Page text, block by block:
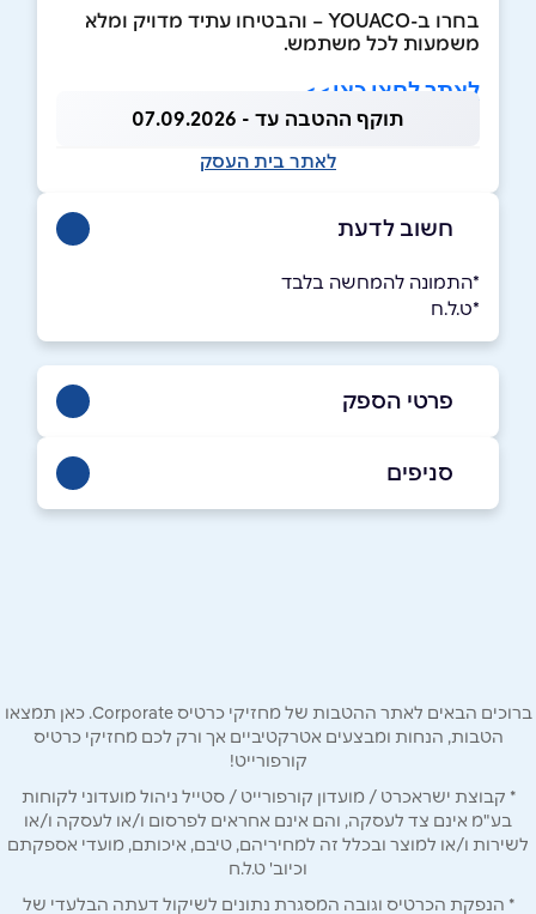
בחרו ב-YOUACO – והבטיחו עתיד מדויק ומלא
משמעות לכל משתמש.
לאתר לחצו כאן>>
תוקף ההטבה עד - 07.09.2026
לאתר בית העסק
חשוב לדעת
*התמונה להמחשה בלבד
*ט.ל.ח
פרטי הספק
באתר
טלפון*
אנא חזרו אלי בקשר ל...
סניפים
ברוכים הבאים לאתר ההטבות של מחזיקי כרטיס Corporate. כאן תמצאו
הטבות, הנחות ומבצעים אטרקטיביים אך ורק לכם מחזיקי כרטיס
קורפורייט!
* קבוצת ישראכרט / מועדון קורפורייט / סטייל ניהול מועדוני לקוחות
בע"מ אינם צד לעסקה, והם אינם אחראים לפרסום ו/או לעסקה ו/או
לשירות ו/או למוצר ובכלל זה למחיריהם, טיבם, איכותם, מועדי אספקתם
וכיוב' ט.ל.ח
* הנפקת הכרטיס וגובה המסגרת נתונים לשיקול דעתה הבלעדי של